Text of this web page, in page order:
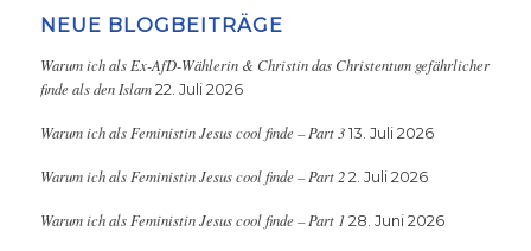
NEUE BLOGBEITRÄGE
Warum ich als Ex-AfD-Wählerin & Christin das Christentum gefährlicher
finde als den Islam 22. Juli 2026
Warum ich als Feministin Jesus cool finde – Part 3 13. Juli 2026
Warum ich als Feministin Jesus cool finde – Part 2 2. Juli 2026
Warum ich als Feministin Jesus cool finde – Part 1 28. Juni 2026